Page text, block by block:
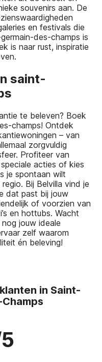
souvenirs aan. De
en festivals die
des-champs is
is naar rust, inspiratie
saint-
te beleven? Boek
champs! Ontdek
– van
zorgvuldig
Profiteer van
acties of kies
je spontaan wilt
Bij Belvilla vind je
dat past bij jouw
of voorzien van
en hottubs. Wacht
jouw ideale
zelf waarom
én beleving!
in Saint-